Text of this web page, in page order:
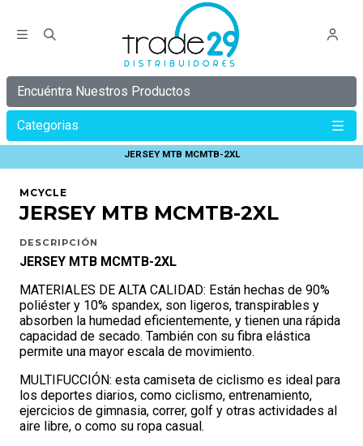
Encuéntra Nuestros Productos
Categorias
Inicio
JERSEY MTB MCMTB-2XL
MCYCLE
JERSEY MTB MCMTB-2XL
DESCRIPCIÓN
JERSEY MTB MCMTB-2XL
MATERIALES DE ALTA CALIDAD: Están hechas de 90%
poliéster y 10% spandex, son ligeros, transpirables y
absorben la humedad eficientemente, y tienen una rápida
capacidad de secado. También con su fibra elástica
permite una mayor escala de movimiento.
MULTIFUCCIÓN: esta camiseta de ciclismo es ideal para
los deportes diarios, como ciclismo, entrenamiento,
ejercicios de gimnasia, correr, golf y otras actividades al
aire libre, o como su ropa casual.